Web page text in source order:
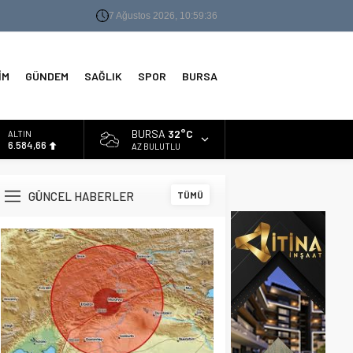
7 Ağustos 2026, 10:59:37
GÜNDEM SAĞLIK SPOR BURSA
BİST
13.889,75
ALTIN
6.584,66
BURSA 32°C
AZ BULUTLU
GÜNCEL HABERLER TÜMÜ